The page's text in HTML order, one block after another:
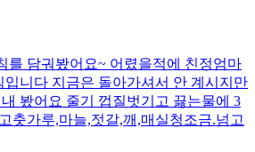
를 담궈봤어요~ 어렸을적에 친정엄마
입니다 지금은 돌아가셔서 안 계시지만
봤어요 줄기 껍질벗기고 끓는물에 3
춧가루,마늘,젓갈,깨,매실청조금.넘고